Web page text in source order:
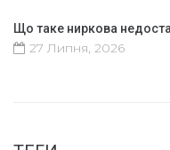
Що таке ниркова
27 Липня, 2026